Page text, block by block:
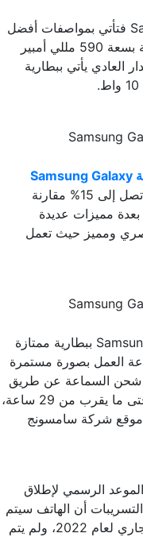
أما ساعة Samsung Galaxy Watch5 Pro فتأتي بمواصفات أفضل
قليلاً من الإصدار العادي حيث تأتي ببطارية بسعة 590 مللي أمبير
بينما الإصدار العادي يأتي ببطارية
سماعة Samsung Galaxy
التي تأتي أصغر بنسبة قليلة تصل إلى 15% مقارنة
بعدة مميزات عديدة
ومميز حيث تعمل
حيث تأتي سماعة Samsung Galaxy Buds2 Pro ببطارية ممتازة
العمل بصورة مستمرة
شحن السماعة عن طريق
شاحن من نوع USB-C وتصمد البطارية حتى ما يقرب من 29 ساعة،
شركة سامسونج
الرسمي لإطلاق
أن الهاتف سيتم
إصداره بشكل رسمي في 18 أغسطس الجاري لعام 2022، ولم يتم